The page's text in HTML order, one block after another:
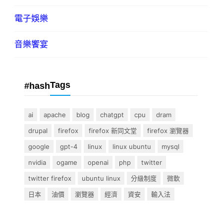
電子娛樂
音樂饗宴
#hashTags
ai apache blog chatgpt cpu
dram
drupal
firefox firefox 新同文堂
firefox 瀏覽器
google
gpt-4 linux linux ubuntu
mysql
nvidia
ogame openai php
twitter
twitter firefox
ubuntu linux 分級制度
微軟
日本
油價 瀏覽器 經濟 資安 輸入法